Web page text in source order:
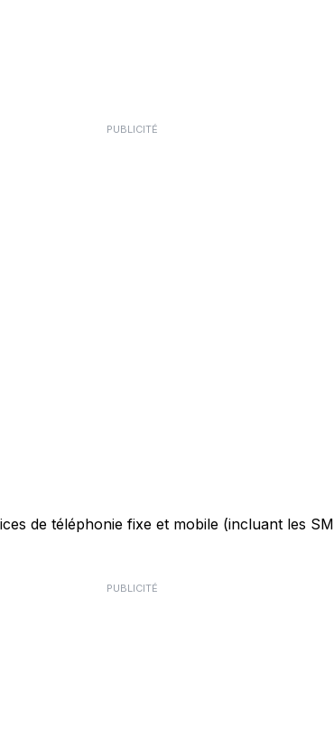
PUBLICITÉ
de téléphonie fixe et mobile (incluant les
PUBLICITÉ